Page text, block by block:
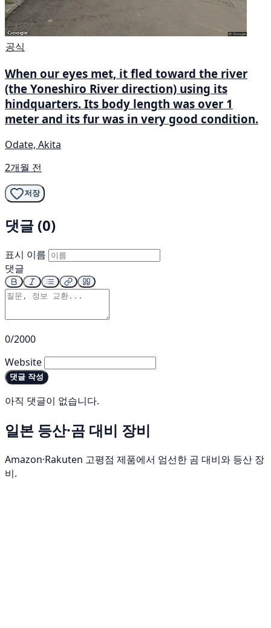
공식
When our eyes met, it fled toward the river
(the Yoneshiro River direction) using its
hindquarters. Its body length was over 1
meter and its fur was in very good condition.
Odate, Akita
2개월 전
저장
댓글 (0)
표시 이름
댓글
0/2000
Website
댓글 작성
아직 댓글이 없습니다.
일본 등산·곰 대비 장비
Amazon·Rakuten 고평점 제품에서 엄선한 곰 대비와 등산 장
비.